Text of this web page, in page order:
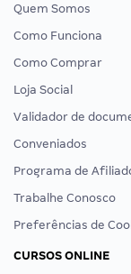
Quem Somos
Como Funciona
Como Comprar
Loja Social
Validador de
Conveniados
Programa de
Trabalhe Conosco
Preferências de
CURSOS ONLINE